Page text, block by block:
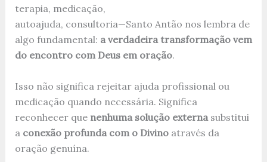
terapia, medicação,
autoajuda, consultoria—Santo Antão nos lembra de
algo fundamental: a verdadeira transformação vem
do encontro com Deus em oração.
Isso não significa rejeitar ajuda profissional ou
medicação quando necessária. Significa
reconhecer que nenhuma solução externasubstitui
a conexão profunda com o Divinoatravés da
oração genuína.